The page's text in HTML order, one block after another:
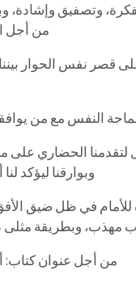
وتصفيق
من أجل
قصر نفس الحوار
النفس مع من
الحضاري على
وبوارقنا ليؤكد
للأمام في ظل ضيق
مهذب، وبطريقة مثلى
من أجل عنوان